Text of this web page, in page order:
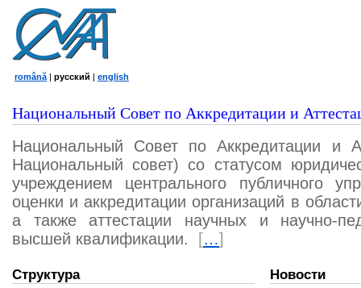
română | русский | english
Национальный Совет по Аккредитации и
Национальный Совет по Аккредитации и
Национальный совет) со статусом
учреждением центрального публичного
оценки и аккредитации организаций в
а также аттестации научных и научно-
высшей квалификации.
[…]
Структура Новости